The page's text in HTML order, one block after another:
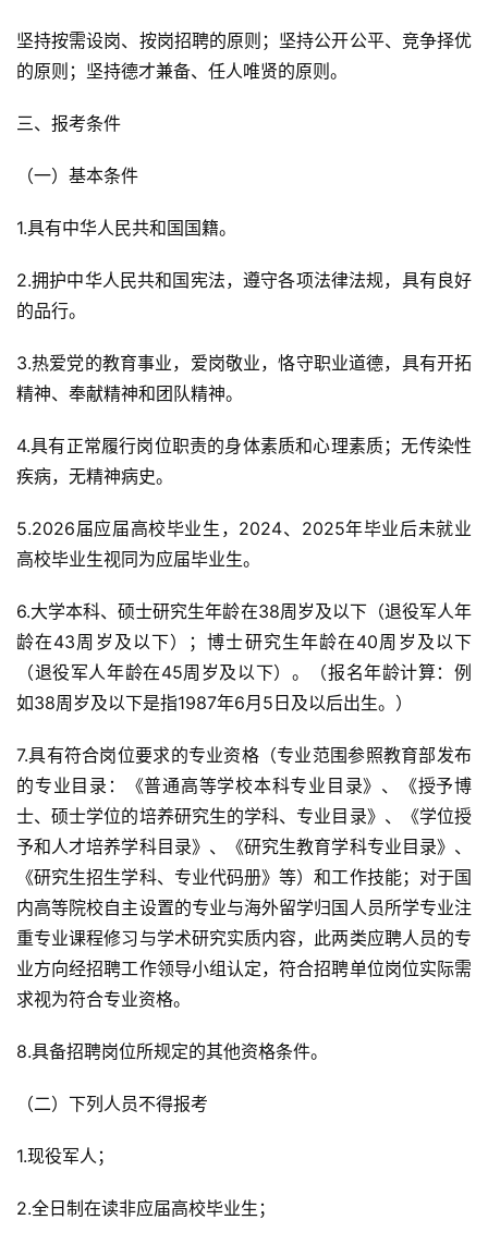
坚持按需设岗、按岗招聘的原则；坚持公开公平、竞争择优
的原则；坚持德才兼备、任人唯贤的原则。
三、报考条件
（一）基本条件
1.具有中华人民共和国国籍。
2.拥护中华人民共和国宪法，遵守各项法律法规，具有良好
的品行。
3.热爱党的教育事业，爱岗敬业，恪守职业道德，具有开拓
精神、奉献精神和团队精神。
4.具有正常履行岗位职责的身体素质和心理素质；无传染性
疾病，无精神病史。
5.2026届应届高校毕业生，2024、2025年毕业后未就业
高校毕业生视同为应届毕业生。
6.大学本科、硕士研究生年龄在38周岁及以下（退役军人年
龄在43周岁及以下）；博士研究生年龄在40周岁及以下
（退役军人年龄在45周岁及以下）。（报名年龄计算：例
如38周岁及以下是指1987年6月5日及以后出生。）
7.具有符合岗位要求的专业资格（专业范围参照教育部发布
的专业目录：《普通高等学校本科专业目录》、《授予博
士、硕士学位的培养研究生的学科、专业目录》、《学位授
予和人才培养学科目录》、《研究生教育学科专业目录》、
《研究生招生学科、专业代码册》等）和工作技能；对于国
内高等院校自主设置的专业与海外留学归国人员所学专业注
重专业课程修习与学术研究实质内容，此两类应聘人员的专
业方向经招聘工作领导小组认定，符合招聘单位岗位实际需
求视为符合专业资格。
8.具备招聘岗位所规定的其他资格条件。
（二）下列人员不得报考
1.现役军人；
2.全日制在读非应届高校毕业生；